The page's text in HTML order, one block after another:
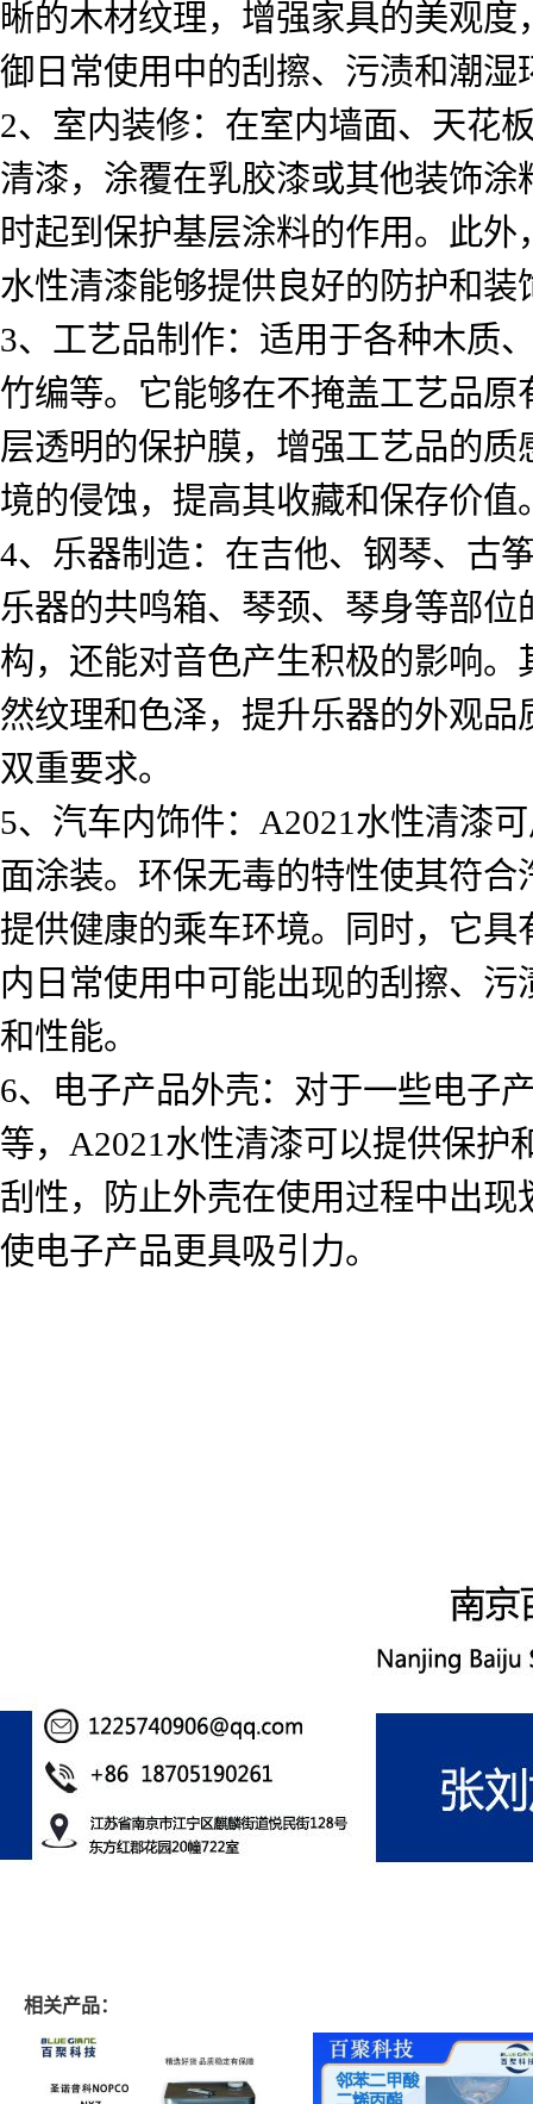
晰的木材纹理，增强家具的美观
御日常使用中的刮擦、污渍和潮
2、室内装修：在室内墙面、天花
清漆，涂覆在乳胶漆或其他装饰
时起到保护基层涂料的作用。此
水性清漆能够提供良好的防护和
3、工艺品制作：适用于各种木质
竹编等。它能够在不掩盖工艺品
层透明的保护膜，增强工艺品的
境的侵蚀，提高其收藏和保存价值
4、乐器制造：在吉他、钢琴、古
乐器的共鸣箱、琴颈、琴身等部
构，还能对音色产生积极的影响
然纹理和色泽，提升乐器的外观
双重要求。
5、汽车内饰件：A2021水性清漆
面涂装。环保无毒的特性使其符
提供健康的乘车环境。同时，它
内日常使用中可能出现的刮擦、
和性能。
6、电子产品外壳：对于一些电子
等，A2021水性清漆可以提供保护
刮性，防止外壳在使用过程中出
使电子产品更具吸引力。
相关产品：